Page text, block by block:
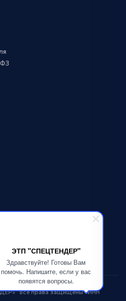
ЭТП "СПЕЦТЕНДЕР"
Здравствуйте! Готовы Вам
помочь. Напишите, если у вас
появятся вопросы.
· Все права защищены · ИНН